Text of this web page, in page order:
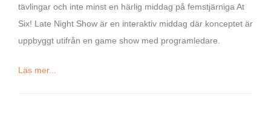
tävlingar och inte minst en härlig middag på femstjärniga At
Six! Late Night Show är en interaktiv middag där konceptet är
uppbyggt utifrån en game show med programledare.
Läs mer...